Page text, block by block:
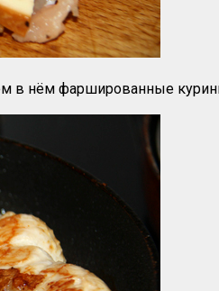
в нём фаршированные